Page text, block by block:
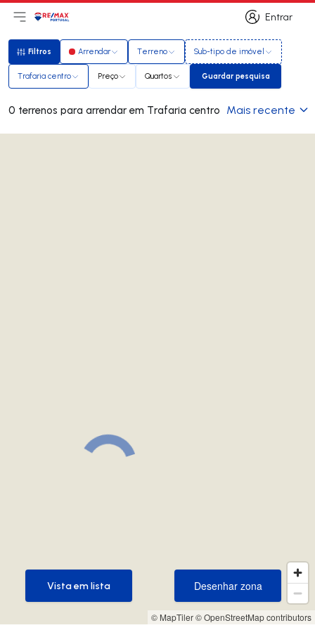
Entrar
Entrar
Abri menu principal
LogoIr para página inicial
Filtros
Filtros Arrendar Terreno Sub-tipo de imóvel
Trafaria centro Preço Quartos Guardar pesquisa
Guardar pesquisa
0 terrenos para arrendar em Trafaria centro Mais recente
© MapTiler© OpenStreetMap contributors
Desenhar zona
Desenhar zona
Vista em lista
Vista em lista